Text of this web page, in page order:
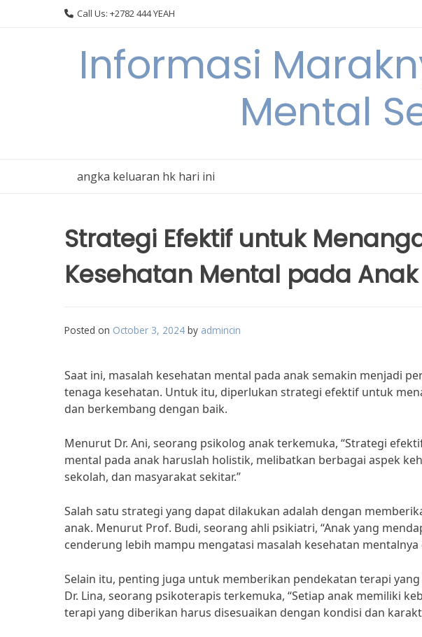
Call Us: +2782 444 YEAH
Informasi
Mental
angka keluaran hk hari ini
Strategi Efektif untuk
Kesehatan Mental pada Anak
Posted on October 3, 2024 by admincin
Saat ini, masalah kesehatan mental pada anak semakin menjadi
tenaga kesehatan. Untuk itu, diperlukan strategi efektif untuk
dan berkembang dengan baik.
Menurut Dr. Ani, seorang psikolog anak terkemuka, “Strategi
mental pada anak haruslah holistik, melibatkan berbagai aspek
sekolah, dan masyarakat sekitar.”
Salah satu strategi yang dapat dilakukan adalah dengan
anak. Menurut Prof. Budi, seorang ahli psikiatri, “Anak yang
cenderung lebih mampu mengatasi masalah kesehatan mentalnya
Selain itu, penting juga untuk memberikan pendekatan terapi
Dr. Lina, seorang psikoterapis terkemuka, “Setiap anak memiliki
terapi yang diberikan harus disesuaikan dengan kondisi dan